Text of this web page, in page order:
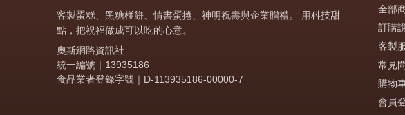
客製蛋糕、黑糖椪餅、情書蛋捲、神明祝壽與企業贈禮。 用科技甜
點，把祝福做成可以吃的心意。
奧斯網路資訊社
統一編號｜13935186
食品業者登錄字號｜D-113935186-00000-7
全部
訂購
客製
常見
購物
會員